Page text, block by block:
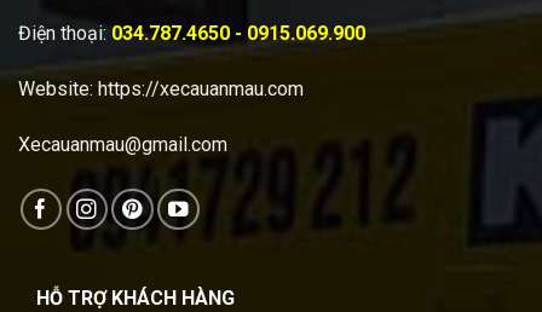
Điện thoại: 034.787.4650 - 0915.069.900
Website: https://xecauanmau.com
Xecauanmau@gmail.com
HỖ TRỢ KHÁCH HÀNG